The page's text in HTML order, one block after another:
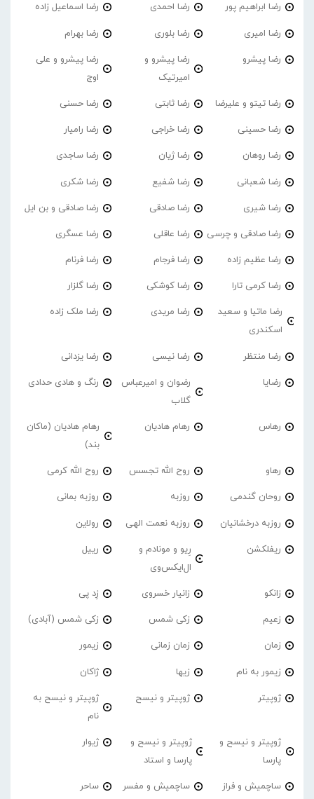
رضا ابراهیم پور رضا احمدی رضا اسماعیل زاده
رضا امیری رضا بلوری رضا بهرام
رضا پیشرو
رضا پیشرو و
امیرتیک
رضا پیشرو و علی
اوج
رضا تیتو و علیرضا رضا ثابتی رضا حسنی
رضا حسینی رضا خراجی رضا رامیار
رضا روهان رضا ژیان رضا ساجدی
رضا شعبانی رضا شفیع رضا شکری
رضا شیری رضا صادقی رضا صادقی و بن ایل
رضا صادقی و چرسی رضا عاقلی رضا عسگری
رضا عظیم زاده رضا فرجام رضا فرنام
رضا کرمی تارا رضا کوشکی رضا گلزار
رضا ماتیا و سعید
اسکندری
رضا مریدی رضا ملک زاده
رضا منتظر رضا نیسی رضا یزدانی
رضایا
رضوان و امیرعباس
گلاب
رنگ و هادی حدادی
رهاس رهام هادیان
رهام هادیان (ماکان
بند)
رهاو روح الله تجسس روح الله کرمی
روحان گندمی روزبه روزبه بمانی
روزبه درخشانیان روزبه نعمت الهی رولاین
ریفلکشن
رِیو و مونادم و
ال‌ایکس‌وی
رییل
زانکو زانیار خسروی زِد پی
زعیم زکی شمس زکی شمس (آبادی)
زمان زمان زمانی زیمور
زیمور به نام زیها ژاکان
ژوپیتر ژوپیتر و نیسح
ژوپیتر و نیسح به
نام
ژوپیتر و نیسح و
پارسا
ژوپیتر و نیسح و
پارسا و استاد
ژیوار
ساچمیش و فراز ساچمیش و مفسر ساحر